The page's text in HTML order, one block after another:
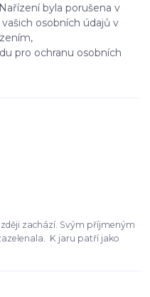
zachází. Svým příjmeným
K jaru patří jako
byla porušena v
osobních údajů v
pro ochranu osobních